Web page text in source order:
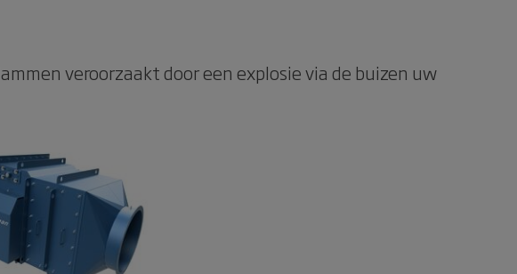
veroorzaakt door een explosie via de buizen uw